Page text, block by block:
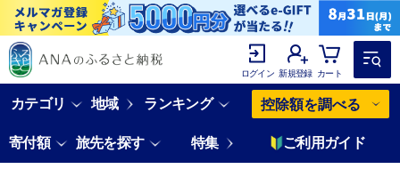
ログイン 新規登録 カート
カテゴリ 地域 ランキング 控除額を調べる
寄付額 旅先を探す 特集 ご利用ガイド